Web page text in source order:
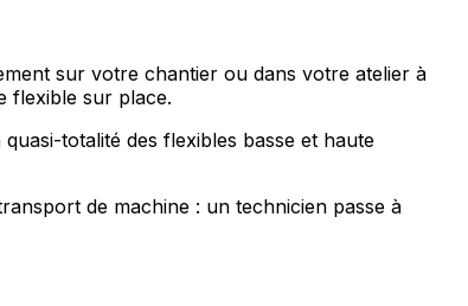
sur votre chantier ou dans votre atelier à
flexible sur place.
totalité des flexibles basse et haute
de machine : un technicien passe à